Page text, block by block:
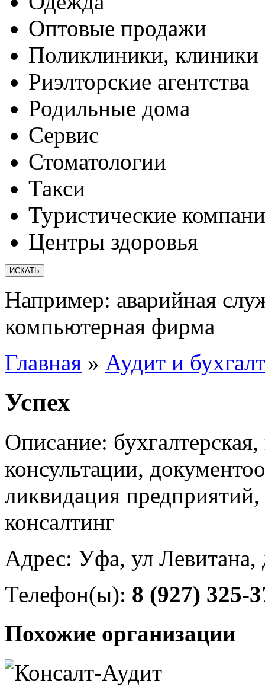
Оптовые продажи
Поликлиники, клиники
Риэлторские агентства
Родильные дома
Сервис
Стоматологии
Такси
Туристические
Центры здоровья
Например: аварийная
компьютерная фирма
Главная » Аудит и
Успех
Описание: бухгалтерская,
консультации,
ликвидация
консалтинг
Адрес: Уфа, ул Левитана,
Телефон(ы): 8 (927) 325-
Похожие организации